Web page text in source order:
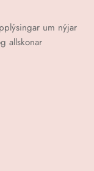
um nýjar
allskonar